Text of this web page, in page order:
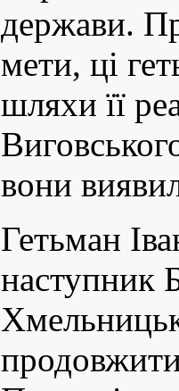
держави.
мети, ці
шляхи її
вони
Гетьман
наступник